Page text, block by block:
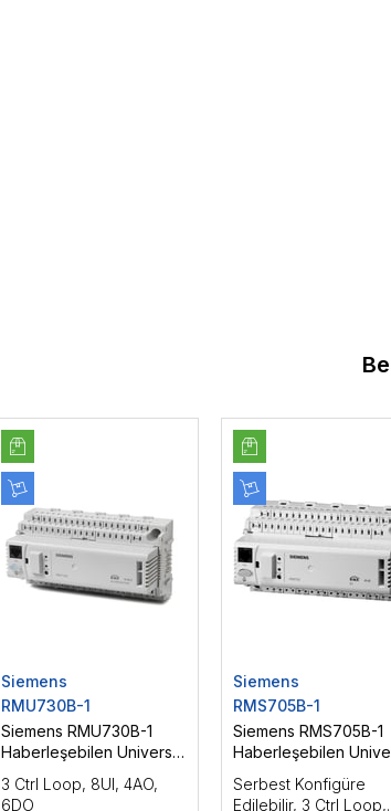
Siemens
RMU730B-1
Siemens RMU730B-1
Haberleşebilen Universal
3 Ctrl Loop, 8UI, 4AO,
6DO
Siemens
RMS705B-1
Siemens RMS705B-1
Haberleşebilen
Serbest Konfigüre
Edilebilir, 3 Ctrl Loop,